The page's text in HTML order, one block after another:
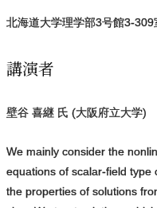
北海道大学理学部3号館3-309
講演者
壁谷 喜継 氏 (大阪府立大学)
We mainly consider the
equations of scalar-field type
the properties of solutions